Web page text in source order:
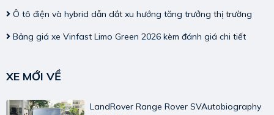
Ô tô điện và hybrid dẫn dắt xu hướng tăng trưởng thị trường
Bảng giá xe Vinfast Limo Green 2026 kèm đánh giá chi tiết
XE MỚI VỀ
LandRover Range Rover SVAutobiography